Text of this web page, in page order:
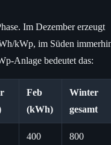
Im Dezember erzeugt
kWp, im Süden
Anlage bedeutet das:
Feb
(kWh)
Winter
gesamt
400 800